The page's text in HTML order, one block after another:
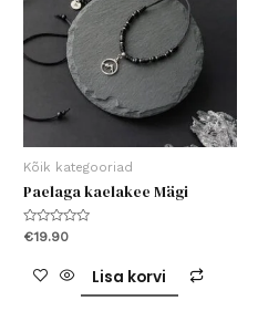
Kõik kategooriad
Paelaga kaelakee Mägi
Hinnanguga
€19.90
Lisa korvi